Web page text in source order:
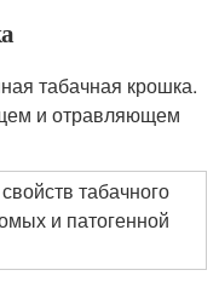
табачная крошка.
и отравляющем
табачного
и патогенной